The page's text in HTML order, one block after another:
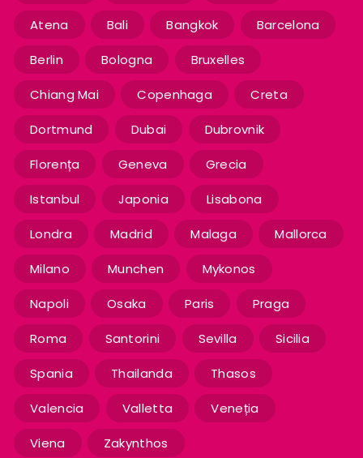
Atena Bali Bangkok Barcelona
Berlin Bologna Bruxelles
Chiang Mai Copenhaga Creta
Dortmund Dubai Dubrovnik
Florența Geneva Grecia
Istanbul Japonia Lisabona
Londra Madrid Malaga Mallorca
Milano Munchen Mykonos
Napoli Osaka Paris Praga
Roma Santorini Sevilla Sicilia
Spania Thailanda Thasos
Valencia Valletta Veneția
Viena Zakynthos